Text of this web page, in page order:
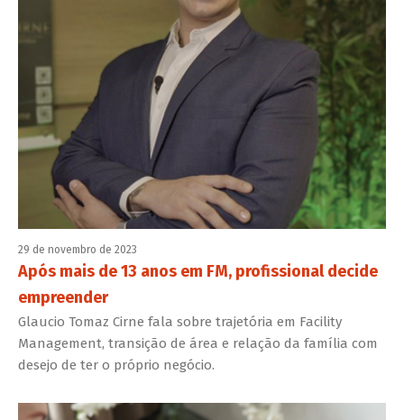
29 de novembro de 2023
Após mais de 13 anos em FM, profissional decide
empreender
Glaucio Tomaz Cirne fala sobre trajetória em Facility
Management, transição de área e relação da família com
desejo de ter o próprio negócio.